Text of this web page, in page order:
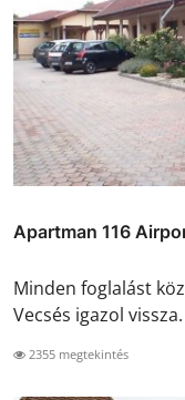
Apartman 116
Minden foglalást
Vecsés igazol
2355 megtekintés